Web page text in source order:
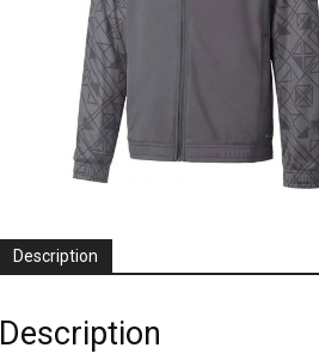
Description
Description